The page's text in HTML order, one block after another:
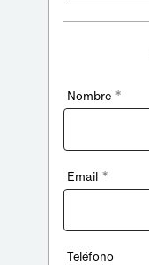
Nombre *
Email *
Teléfono